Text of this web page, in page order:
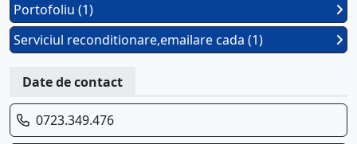
Portofoliu (1)
Serviciul reconditionare,emailare cada (1)
Date de contact
0723.349.476